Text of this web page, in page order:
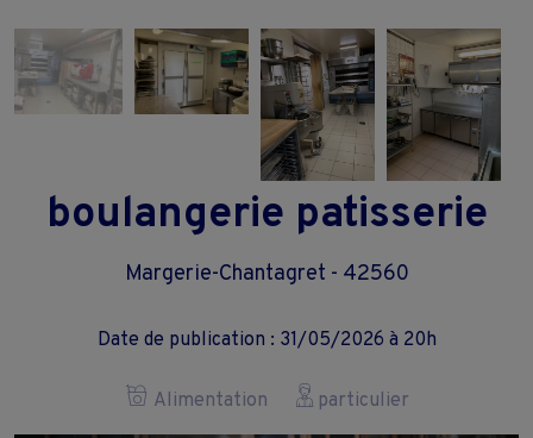
boulangerie patisserie
Margerie-Chantagret - 42560
Date de publication : 31/05/2026 à 20h
Alimentation particulier